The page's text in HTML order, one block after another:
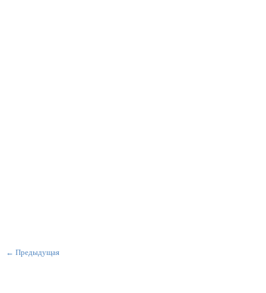
← Предыдущая